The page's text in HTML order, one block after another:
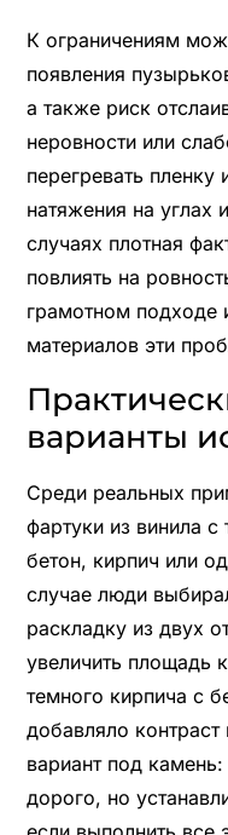
К ограничениям
появления
а также риск
неровности или
перегревать пленку
натяжения на углах
случаях плотная
повлиять на
грамотном подходе
материалов эти
варианты
Среди реальных
фартуки из винила
бетон, кирпич или
случае люди
раскладку из двух
увеличить площадь
темного кирпича с
добавляло
вариант под
дорого, но